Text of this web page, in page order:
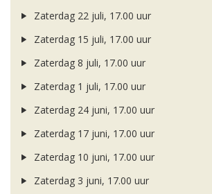
Zaterdag 22 juli, 17.00 uur
Zaterdag 15 juli, 17.00 uur
Zaterdag 8 juli, 17.00 uur
Zaterdag 1 juli, 17.00 uur
Zaterdag 24 juni, 17.00 uur
Zaterdag 17 juni, 17.00 uur
Zaterdag 10 juni, 17.00 uur
Zaterdag 3 juni, 17.00 uur